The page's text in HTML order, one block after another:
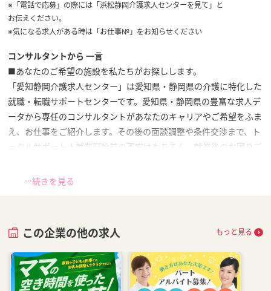
※「電話で応募」の際には「浜松静岡介護求人センターを見て」と
お伝えください。
※気になる求人がある時は「お仕事№」をお知らせください
コンサルタントから 一言
■あなたのご希望の施設を私たちがお探しします。
「愛知静岡介護求人センター」は愛知県・静岡県の介護に特化した
就職・転職サポートセンターです。愛知県・静岡県の豊富な求人デ
ータから専任のコンサルタントがあなたのキャリアやご希望をふま
え、お仕事をご紹介します。その後の面談調整や条件交渉まで、ト
ータルサポート！就業開始前の不安はもちろん、就業後のお困りご
い！施設の詳細を聞きたい！ など、まずはお気軽にお問い合わせ
3以内可、短時間・扶養内、日勤のみ、夜勤のみ、未経験歓迎、主
ふ歓迎、曜日相談可、土日祝のみ、年休110日～、残業月10H、保
育/託児所、産休・育休あり、Ｗワーク可、賞与あり、昇給あり、
正社員登用、資格支援交通費支給、土日のみOK、平日のみOK、残
続きを見る
この企業の他の求人 もっと見る